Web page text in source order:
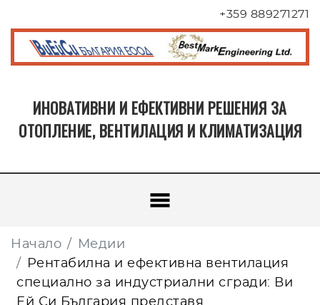
+359 889271271
ИНОВАТИВНИ И ЕФЕКТИВНИ РЕШЕНИЯ ЗА
ОТОПЛЕНИЕ, ВЕНТИЛАЦИЯ И КЛИМАТИЗАЦИЯ
Начало
Медии
Рентабилна и ефективна вентилация
специално за индустриални сгради: Ви
Ей Си България представя